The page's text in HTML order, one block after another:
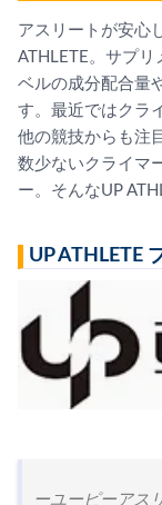
アスリートが安心
ATHLETE。サプ
ベルの成分配合量
す。最近ではクラ
他の競技からも注
数少ないクライマ
ー。そんなUP
UP ATHLETE
ーユーピーアス